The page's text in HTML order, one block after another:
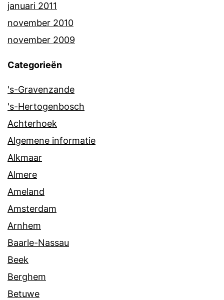
januari 2011
november 2010
november 2009
Categorieën
's-Gravenzande
's-Hertogenbosch
Achterhoek
Algemene informatie
Alkmaar
Almere
Ameland
Amsterdam
Arnhem
Baarle-Nassau
Beek
Berghem
Betuwe